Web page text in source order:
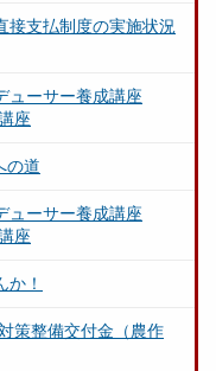
接支払制度の実施状況
ューサー養成講座
座
の道
ューサー養成講座
座
！
策整備交付金（農作